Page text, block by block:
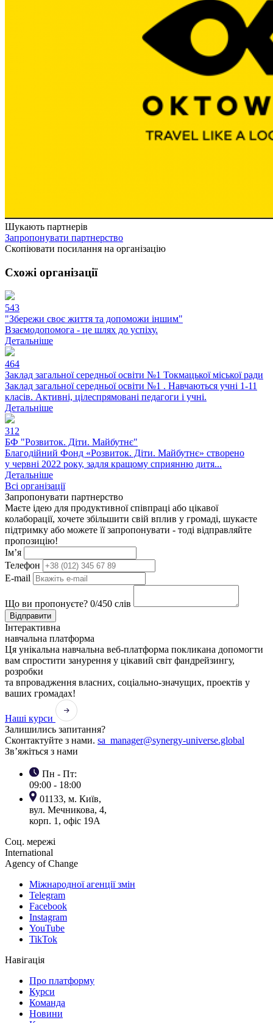
Шукають партнерів
Запропонувати партнерство
Скопіювати посилання на організацію
Схожі організації
543
"Збережи своє життя та допоможи іншим"
Взаємодопомога - це шлях до успіху.
Детальніше
464
Заклад загальної середньої освіти №1 Токмацької міської ради
Заклад загальної середньої освіти №1 . Навчаються учні 1-11
класів. Активні, цілеспрямовані педагоги і учні.
Детальніше
312
БФ "Розвиток. Діти. Майбутнє"
Благодійний Фонд «Розвиток. Діти. Майбутнє» створено
у червні 2022 року, задля кращому сприянню дитя...
Детальніше
Всі організації
Запропонувати партнерство
Маєте ідею для продуктивної співпраці або цікавої
колаборації, хочете збільшити свій вплив у громаді, шукаєте
підтримку або можете її запропонувати - тоді відправляйте
пропозицію!
Ім’я
Телефон
E-mail
Що ви пропонуєте? 0/450 слів
Відправити
Інтерактивна
навчальна платформа
Ця унікальна навчальна веб-платформа покликана допомогти
вам спростити занурення у цікавий світ фандрейзингу,
розробки
та впровадження власних, соціально-значущих, проектів у
ваших громадах!
Наші курси
Залишились запитання?
Сконтактуйте з нами. sa_manager@synergy-universe.global
Зв’яжіться з нами
Пн - Пт:
09:00 - 18:00
01133, м. Київ,
вул. Мечникова, 4,
корп. 1, офіс 19А
Соц. мережі
International
Agency of Change
Міжнародної агенції змін
Telegram
Facebook
Instagram
YouTube
TikTok
Навігація
Про платформу
Курси
Команда
Новини